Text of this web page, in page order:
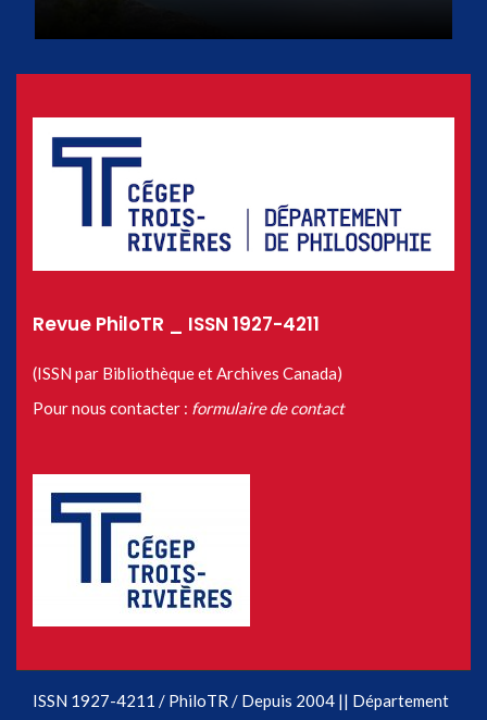
Revue PhiloTR _ ISSN 1927-4211
(ISSN par Bibliothèque et Archives Canada)
Pour nous contacter : formulaire de contact
ISSN 1927-4211 / PhiloTR / Depuis 2004 || Département